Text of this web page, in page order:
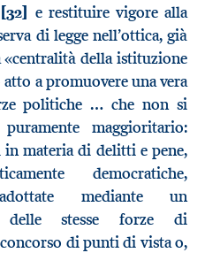
[32] e restituire vigore alla
di legge nell’ottica, già
«centralità della istituzione
a promuovere una vera
politiche … che non si
maggioritario:
materia di delitti e pene,
democratiche,
mediante un
delle stesse forze di
di punti di vista o,